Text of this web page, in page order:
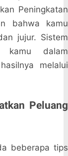
Peningkatan
bahwa kamu
jujur. Sistem
kamu dalam
melalui
Peluang
beberapa tips